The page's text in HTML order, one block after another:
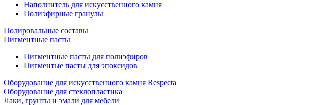
Наполнитель для искусственного камня
Полиэфирные гранулы
Полировальные составы
Пигментные пасты
Пигментные пасты для полиэфиров
Пигментые пасты для эпоксидов
Оборудование для искусственного камня Respecta
Оборудование для стеклопластика
Лаки, грунты и эмали для мебели